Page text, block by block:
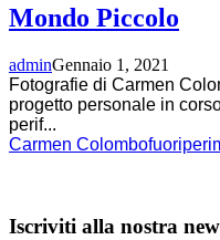
Mondo Piccolo
adminGennaio 1, 2021
Fotografie di Carmen
progetto personale in
perif...
Carmen Colombo
Iscriviti alla nostra